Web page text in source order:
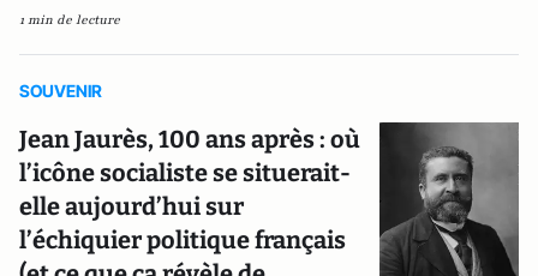
1 min de lecture
SOUVENIR
Jean Jaurès, 100 ans après : où
l’icône socialiste se situerait-
elle aujourd’hui sur
l’échiquier politique français